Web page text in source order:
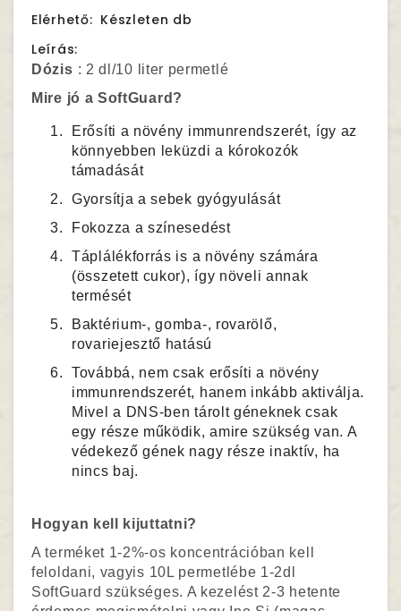
Elérhető: Készleten db
Leírás:
Dózis : 2 dl/10 liter permetlé
Mire jó a SoftGuard?
Erősíti a növény immunrendszerét, így az
könnyebben leküzdi a kórokozók
támadását
Gyorsítja a sebek gyógyulását
Fokozza a színesedést
Táplálékforrás is a növény számára
(összetett cukor), így növeli annak
termését
Baktérium-, gomba-, rovarölő,
rovariejesztő hatású
Továbbá, nem csak erősíti a növény
immunrendszerét, hanem inkább aktiválja.
Mivel a DNS-ben tárolt géneknek csak
egy része működik, amire szükség van. A
védekező gének nagy része inaktív, ha
nincs baj.
Hogyan kell kijuttatni?
A terméket 1-2%-os koncentrációban kell
feloldani, vagyis 10L permetlébe 1-2dl
SoftGuard szükséges. A kezelést 2-3 hetente